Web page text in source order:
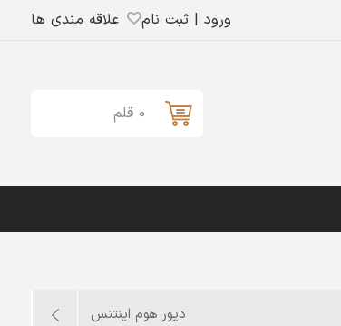
ورود | ثبت نام علاقه مندی ها
0 قلم
دیور هوم اینتنس